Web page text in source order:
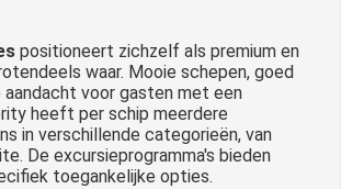
positioneert zichzelf als premium en
waar. Mooie schepen, goed
aandacht voor gasten met een
heeft per schip meerdere
in verschillende categorieën, van
De excursieprogramma's bieden
toegankelijke opties.